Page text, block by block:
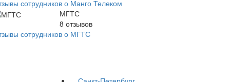
сотрудников о Манго Телеком
МГТС
8 отзывов
сотрудников о МГТС